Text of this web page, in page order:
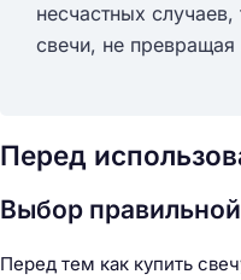
несчастных
свечи, не превращая
Перед
Выбор
Перед тем как купить